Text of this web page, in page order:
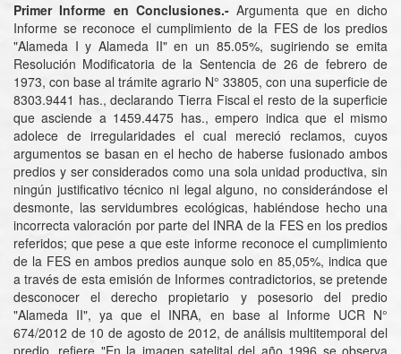
Primer Informe en Conclusiones.-Argumenta que en dicho
Informe se reconoce el cumplimiento de la FES de los predios
"Alameda I y Alameda II" en un 85.05%, sugiriendo se emita
Resolución Modificatoria de la Sentencia de 26 de febrero de
1973, con base al trámite agrario N° 33805, con una superficie de
8303.9441 has., declarando Tierra Fiscal el resto de la superficie
que asciende a 1459.4475 has., empero indica que el mismo
adolece de irregularidades el cual mereció reclamos, cuyos
argumentos se basan en el hecho de haberse fusionado ambos
predios y ser considerados como una sola unidad productiva, sin
ningún justificativo técnico ni legal alguno, no considerándose el
desmonte, las servidumbres ecológicas, habiéndose hecho una
incorrecta valoración por parte del INRA de la FES en los predios
referidos; que pese a que este informe reconoce el cumplimiento
de la FES en ambos predios aunque solo en 85,05%, indica que
a través de esta emisión de Informes contradictorios, se pretende
desconocer el derecho propietario y posesorio del predio
"Alameda II", ya que el INRA, en base al Informe UCR N°
674/2012 de 10 de agosto de 2012, de análisis multitemporal del
predio, refiere "En la imagen satelital del año 1996 se observa